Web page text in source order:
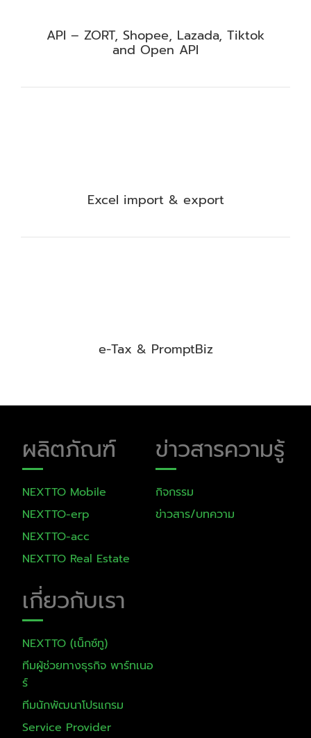
API – ZORT, Shopee, Lazada, Tiktok
and Open API
Excel import & export
e-Tax & PromptBiz
ผลิตภัณฑ์
NEXTTO Mobile​
NEXTTO-erp
NEXTTO-acc
NEXTTO Real Estate
ข่าวสารความรู้
กิจกรรม
ข่าวสาร/บทความ
เกี่ยวกับเรา
NEXTTO (เน็กซ์ทู)
ทีมผู้ช่วยทางธุรกิจ พาร์ทเนอ
ร์
ทีมนักพัฒนาโปรแกรม
Service Provider